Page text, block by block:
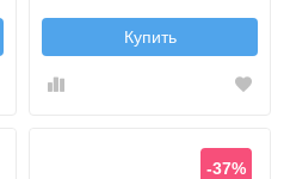
Купить
-37%